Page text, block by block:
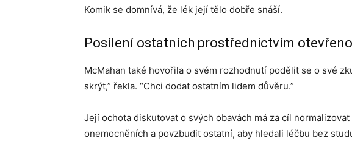
Komik se domnívá, že lék její tělo dobře snáší.
Posílení ostatních prostřednictvím
McMahan také hovořila o svém rozhodnutí podělit se o své
skrýt,” řekla. “Chci dodat ostatním lidem důvěru.”
Její ochota diskutovat o svých obavách má za cíl
onemocněních a povzbudit ostatní, aby hledali léčbu bez